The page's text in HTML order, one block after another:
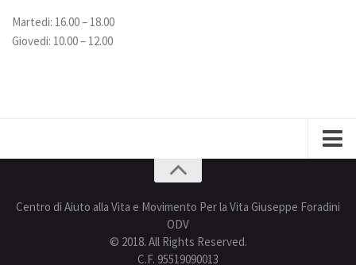
Martedi: 16.00 – 18.00
Giovedi: 10.00 – 12.00
Centro di Aiuto alla Vita e Movimento Per la Vita Giuseppe Foradini
ODV
© 2018. All Rights Reserved.
C.F. 95519090013